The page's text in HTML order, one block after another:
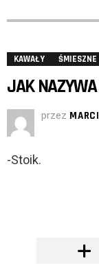
KAWAŁY ŚMIESZNE
JAK NAZYWA
przez
-Stoik.